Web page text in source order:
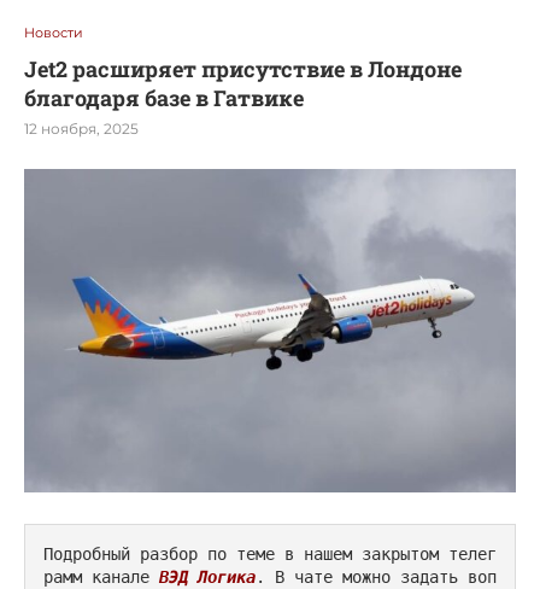
Новости
Jet2 расширяет присутствие в Лондоне
благодаря базе в Гатвике
12 ноября, 2025
Подробный разбор по теме в нашем закрытом телег
рамм канале ВЭД Логика. В чате можно задать воп